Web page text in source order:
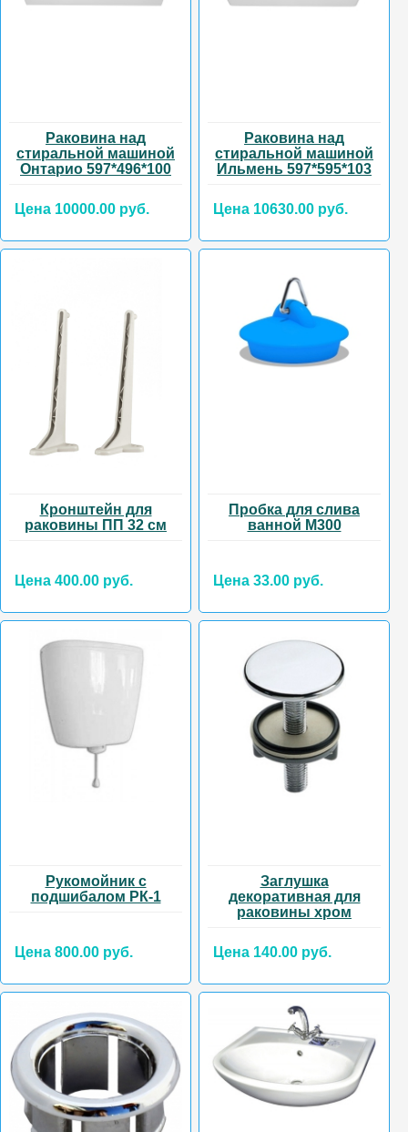
Раковина над
стиральной машиной
Онтарио 597*496*100
Цена 10000.00 руб.
Раковина над
стиральной машиной
Ильмень 597*595*103
Цена 10630.00 руб.
Кронштейн для
раковины ПП 32 см
Цена 400.00 руб.
Пробка для слива
ванной М300
Цена 33.00 руб.
Рукомойник с
подшибалом РК-1
Цена 800.00 руб.
Заглушка
декоративная для
раковины хром
Цена 140.00 руб.